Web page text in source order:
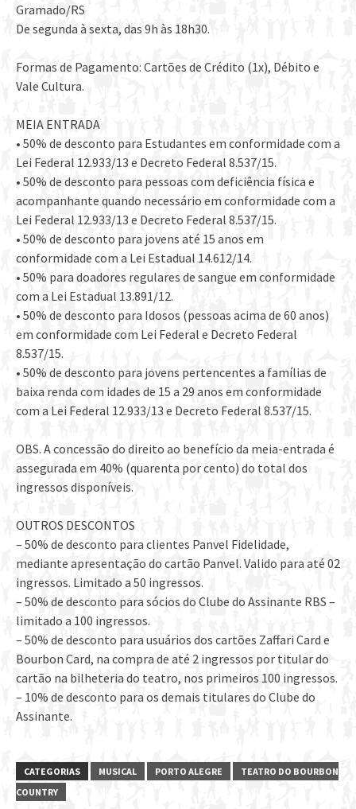
Gramado/RS
De segunda à sexta, das 9h às 18h30.
Formas de Pagamento: Cartões de Crédito (1x), Débito e
Vale Cultura.
MEIA ENTRADA
• 50% de desconto para Estudantes em conformidade com a
Lei Federal 12.933/13 e Decreto Federal 8.537/15.
• 50% de desconto para pessoas com deficiência física e
acompanhante quando necessário em conformidade com a
Lei Federal 12.933/13 e Decreto Federal 8.537/15.
• 50% de desconto para jovens até 15 anos em
conformidade com a Lei Estadual 14.612/14.
• 50% para doadores regulares de sangue em conformidade
com a Lei Estadual 13.891/12.
• 50% de desconto para Idosos (pessoas acima de 60 anos)
em conformidade com Lei Federal e Decreto Federal
8.537/15.
• 50% de desconto para jovens pertencentes a famílias de
baixa renda com idades de 15 a 29 anos em conformidade
com a Lei Federal 12.933/13 e Decreto Federal 8.537/15.
OBS. A concessão do direito ao benefício da meia-entrada é
assegurada em 40% (quarenta por cento) do total dos
ingressos disponíveis.
OUTROS DESCONTOS
– 50% de desconto para clientes Panvel Fidelidade,
mediante apresentação do cartão Panvel. Valido para até 02
ingressos. Limitado a 50 ingressos.
– 50% de desconto para sócios do Clube do Assinante RBS –
limitado a 100 ingressos.
– 50% de desconto para usuários dos cartões Zaffari Card e
Bourbon Card, na compra de até 2 ingressos por titular do
cartão na bilheteria do teatro, nos primeiros 100 ingressos.
– 10% de desconto para os demais titulares do Clube do
Assinante.
CATEGORIAS MUSICAL PORTO ALEGRE
TEATRO DO BOURBON
COUNTRY